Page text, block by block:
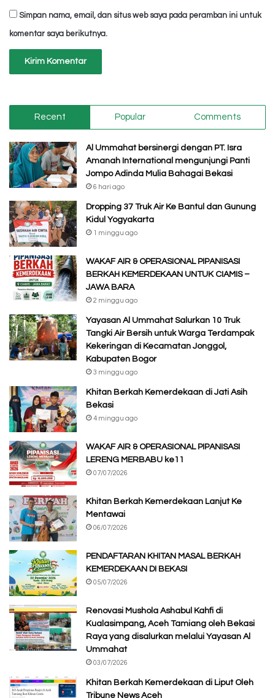
Simpan nama, email, dan situs web saya pada peramban ini untuk
komentar saya berikutnya.
Recent Popular Comments
Al Ummahat bersinergi dengan PT. Isra
Amanah International mengunjungi Panti
Jompo Adinda Mulia Bahagai Bekasi
6 hari ago
Dropping 37 Truk Air Ke Bantul dan Gunung
Kidul Yogyakarta
1 minggu ago
WAKAF AIR & OPERASIONAL PIPANISASI
BERKAH KEMERDEKAAN UNTUK CIAMIS –
JAWA BARA
2 minggu ago
Yayasan Al Ummahat Salurkan 10 Truk
Tangki Air Bersih untuk Warga Terdampak
Kekeringan di Kecamatan Jonggol,
Kabupaten Bogor
3 minggu ago
Khitan Berkah Kemerdekaan di Jati Asih
Bekasi
4 minggu ago
WAKAF AIR & OPERASIONAL PIPANISASI
LERENG MERBABU ke11
07/07/2026
Khitan Berkah Kemerdekaan Lanjut Ke
Mentawai
06/07/2026
PENDAFTARAN KHITAN MASAL BERKAH
KEMERDEKAAN DI BEKASI
05/07/2026
Renovasi Mushola Ashabul Kahfi di
Kualasimpang, Aceh Tamiang oleh Bekasi
Raya yang disalurkan melalui Yayasan Al
Ummahat
03/07/2026
Khitan Berkah Kemerdekaan di Liput Oleh
Tribune News Aceh